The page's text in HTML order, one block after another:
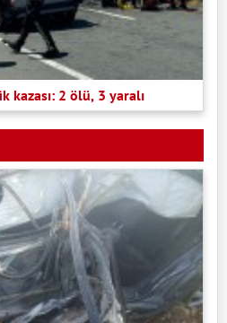
kazası: 2 ölü, 3 yaralı